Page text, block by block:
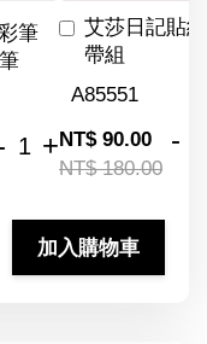
筆
+
艾莎日記貼
帶組
NT$ 90.00
NT$ 180.00
-
加入購物車